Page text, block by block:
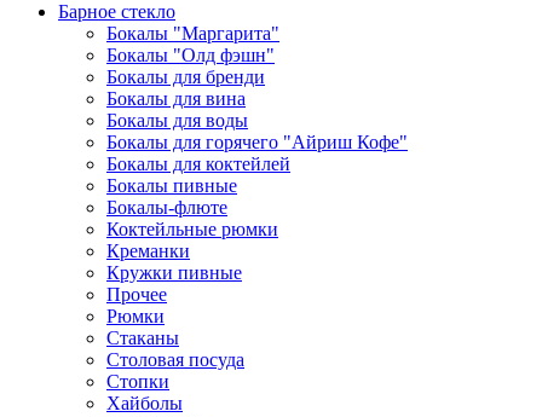
Барное стекло
Бокалы "Маргарита"
Бокалы "Олд фэшн"
Бокалы для бренди
Бокалы для вина
Бокалы для воды
Бокалы для горячего "Айриш Кофе"
Бокалы для коктейлей
Бокалы пивные
Бокалы-флюте
Коктейльные рюмки
Креманки
Кружки пивные
Прочее
Рюмки
Стаканы
Столовая посуда
Стопки
Хайболы